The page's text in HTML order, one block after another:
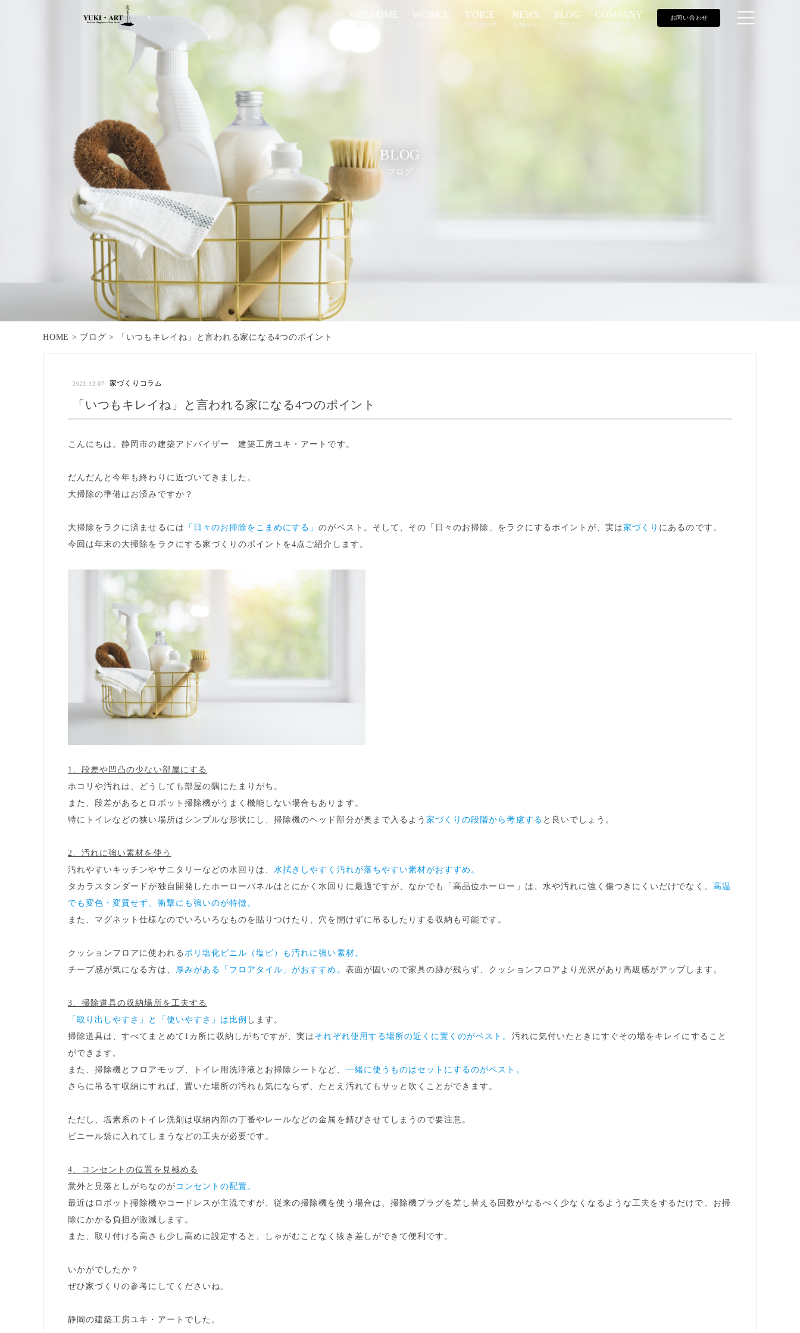
WELCOME WORKS VOICE
お施主様の声
NEWS
お知らせ
BLOG
ブログ
COMPANY
会社概要
お問い合わせ
BLOG
ブログ
HOME > ブログ > 「いつもキレイね」と言われる家になる4つのポイント
「いつもキレイね」と言われる家になる4つのポイント
2021.12.07 家づくりコラム
こんにちは。静岡市の建築アドバイザー 建築工房ユキ・アート です。
だんだんと今年も終わりに近づいてきました。
大掃除の準備はお済みですか？
大掃除をラクに済ませるには 「日々のお掃除をこまめにする」のがベスト。そして、その「日々のお掃除」をラクにするポイントが、実は家づくり にあるのです。
今回は年末の大掃除をラクにする家づくりのポイントを4点ご紹介 します。
1、段差や凹凸の少ない部屋にする
ホコリや汚れは、どうしても部屋の隅にたまりがち。
また、段差があるとロボット掃除機がうまく機能しない場合もあります。
特にトイレなどの狭い場所はシンプルな形状にし、掃除機のヘッド部分が奥まで入るよう 家づくりの段階から考慮する と良いでしょう。
2、汚れに強い素材を使う
汚れやすいキッチンやサニタリーなどの水回りは、水拭きしやすく汚れが落ちやすい素材がおすすめ。
タカラスタンダードが独自開発したホーローパネルはとにかく水回りに最適ですが、なかでも
「高品位ホーロー」 は、水や汚れに強く傷つきにくいだけでなく、 高温
でも変色・変質せず、衝撃にも強いのが特徴。
また、 マグネット仕様 なのでいろいろなものを貼りつけたり、穴を開けずに吊るしたりする収納も可能です。
クッションフロアに使われる ポリ塩化ビニル（塩ビ）も汚れに強い素材。
チープ感が気になる方は、 厚みがある「フロアタイル」がおすすめ。 表面が固いので家具の跡が残らず、クッションフロアより光沢があり 高級感がアップ します。
3、掃除道具の収納場所を工夫する
「取り出しやすさ」と「使いやすさ」は比例 します。
掃除道具は、すべてまとめて1カ所に収納しがちですが、実は それぞれ使用する場所の近くに置くのがベスト。 汚れに気付いたときにすぐその場をキレイにすること
ができます。
また、掃除機とフロアモップ、トイレ用洗浄液とお掃除シートなど、 一緒に使うものはセットにするのがベスト。
さらに吊るす収納にすれば、置いた場所の汚れも気にならず、たとえ汚れてもサッと吹くことができます。
ただし、塩素系のトイレ洗剤は収納内部の丁番やレールなどの金属を錆びさせてしまうので要注意。
ビニール袋に入れてしまうなどの工夫が必要です。
4、コンセントの位置を見極める
意外と見落としがちなのが コンセントの配置。
最近はロボット掃除機やコードレスが主流ですが、従来の掃除機を使う場合は、掃除機プラグを差し替える回数がなるべく少なくなるような工夫をするだけで、 お掃
除にかかる負担が激減 します。
また、取り付ける高さも少し高めに設定すると、しゃがむことなく抜き差しができて便利です。
いかがでしたか？
ぜひ家づくりの参考にしてくださいね。
静岡の建築工房ユキ・アート でした。